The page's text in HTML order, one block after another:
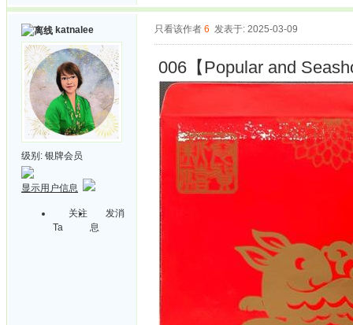
katnalee
级别: 银牌会员
显示用户信息
关注
Ta
发消
息
只看该作者 6 发表于: 2025-03-09
006【Popular and